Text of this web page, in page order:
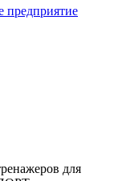
предприятие
для